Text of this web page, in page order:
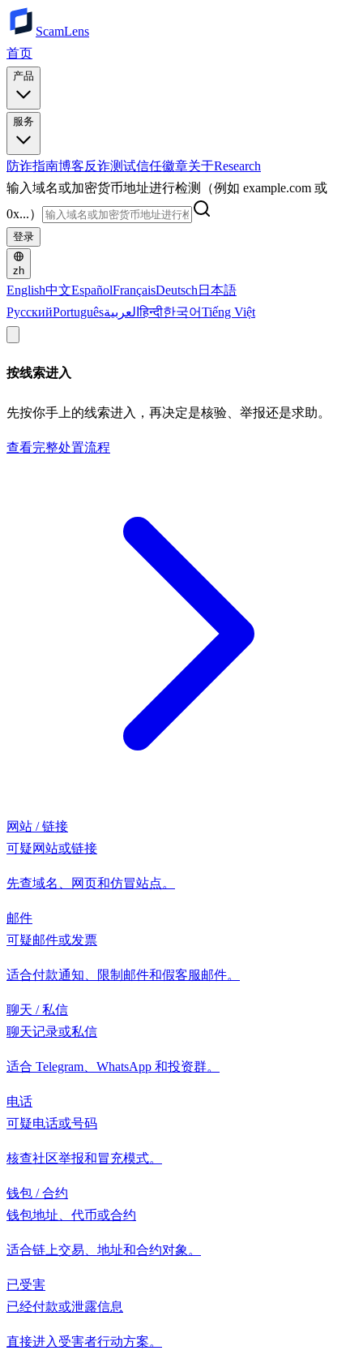
ScamLens
首页
产品
服务
防诈指南博客反诈测试信任徽章关于Research
输入域名或加密货币地址进行检测（例如 example.com 或
0x...）
登录
zh
English中文EspañolFrançaisDeutsch 日本語
РусскийPortuguêsالعربيةहिन्दी한국어Tiếng Việt
按线索进入
先按你手上的线索进入，再决定是核验、举报还是求助。
查看完整处置流程
网站 / 链接
可疑网站或链接
先查域名、网页和仿冒站点。
邮件
可疑邮件或发票
适合付款通知、限制邮件和假客服邮件。
聊天 / 私信
聊天记录或私信
适合 Telegram、WhatsApp 和投资群。
电话
可疑电话或号码
核查社区举报和冒充模式。
钱包 / 合约
钱包地址、代币或合约
适合链上交易、地址和合约对象。
已受害
已经付款或泄露信息
直接进入受害者行动方案。